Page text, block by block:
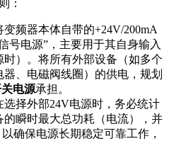
：
变频器本体自带的+24V/200mA
号电源”，主要用于其自身输入
时）。将所有外部设备（如多个
、电磁阀线圈）的供电，规划
电源承担。
选择外部24V电源时，务必统计
的瞬时最大总功耗（电流），并
确保电源长期稳定可靠工作，